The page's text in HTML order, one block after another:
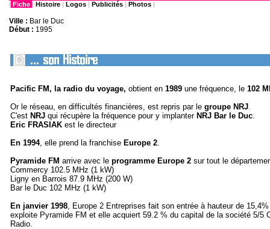
| Fiche | Histoire | Logos | Publicités | Photos |
Ville : Bar le Duc
Début : 1995
Pacific FM, la radio du voyage, obtient en 1989 une fréquence, le 102
Or le réseau, en difficultés financières, est repris par le groupe NRJ.
C'est NRJ qui récupère la fréquence pour y implanter NRJ Bar le Duc.
Eric FRASIAK est le directeur
En 1994, elle prend la franchise Europe 2.
Pyramide FM arrive avec le programme Europe 2 sur tout le
Commercy 102.5 MHz (1 kW)
Ligny en Barrois 87.9 MHz (200 W)
Bar le Duc 102 MHz (1 kW)
En janvier 1998, Europe 2 Entreprises fait son entrée à hauteur de
exploite Pyramide FM et elle acquiert 59.2 % du capital de la société 5/5
Radio.